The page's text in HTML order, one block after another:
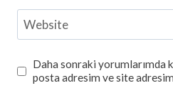
Website
Daha sonraki yorumlarımda
posta adresim ve site